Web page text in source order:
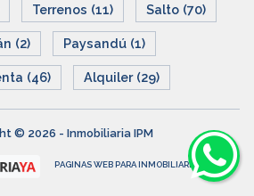
Terrenos (11) Salto (70)
(2) Paysandú (1)
(46) Alquiler (29)
© 2026 - Inmobiliaria IPM
PAGINAS WEB PARA INMOBILIARIAS